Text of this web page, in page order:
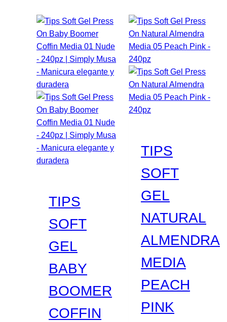
TIPS
SOFT
GEL
BABY
BOOMER
COFFIN
TIPS
SOFT
GEL
NATURAL
ALMENDRA
MEDIA
PEACH
PINK